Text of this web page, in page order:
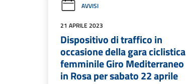
AVVISI
21 APRILE 2023
Dispositivo di traffico in
occasione della gara ciclistica
femminile Giro Mediterraneo
in Rosa per sabato 22 aprile